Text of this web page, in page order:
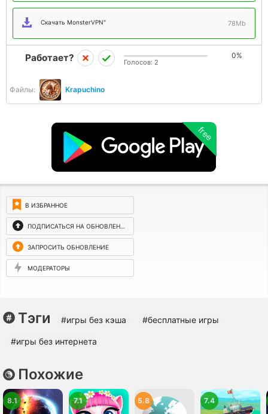
Скачать MonsterVPN" 78Mb
Файлы: Krapuchino
Работает? 0%
Голосов: 2
free
В ИЗБРАННОЕ
ПОДПИСАТЬСЯ НА ОБНОВЛЕНИЯ
ЗАПРОСИТЬ ОБНОВЛЕНИЕ
МОДЕРАТОРЫ
Тэги #игры без кэша #бесплатные игры
#игры без интернета
Похожие
8.1 7.1 5.8 7.4